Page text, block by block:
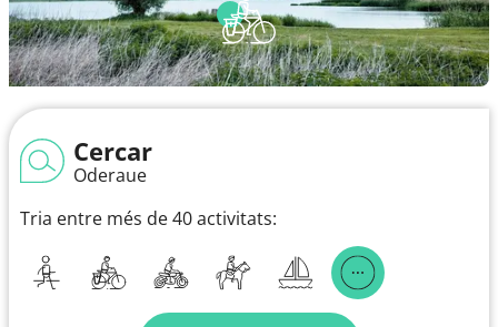
Cercar
Oderaue
Tria entre més de 40 activitats: